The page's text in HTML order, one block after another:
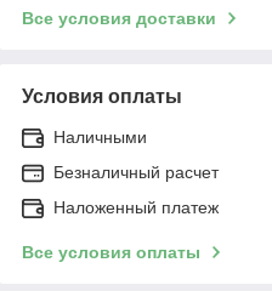
Все условия доставки
Условия оплаты
Наличными
Безналичный расчет
Наложенный платеж
Все условия оплаты